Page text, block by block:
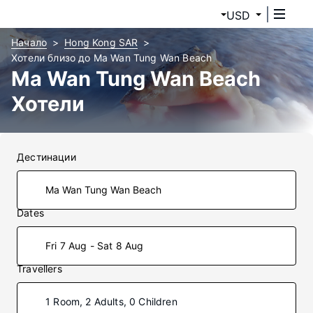
USD
Начало
Hong Kong SAR
Хотели близо до Ma Wan Tung Wan Beach
Ma Wan Tung Wan Beach
Хотели
Дестинации
Dates
Fri 7 Aug - Sat 8 Aug
Travellers
1 Room, 2 Adults, 0 Children